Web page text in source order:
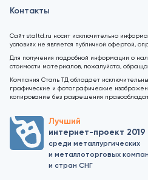
Контакты
Сайт staltd.ru носит исключительно
условиях не является публичной офертой,
Для получения подробной информации о
стоимости материалов, пожалуйста,
Компания Сталь ТД обладает
графические и фотографические
копирование без разрешения
Лучший
интернет-проект 2019
среди металлургических
и металлоторговых
и стран СНГ